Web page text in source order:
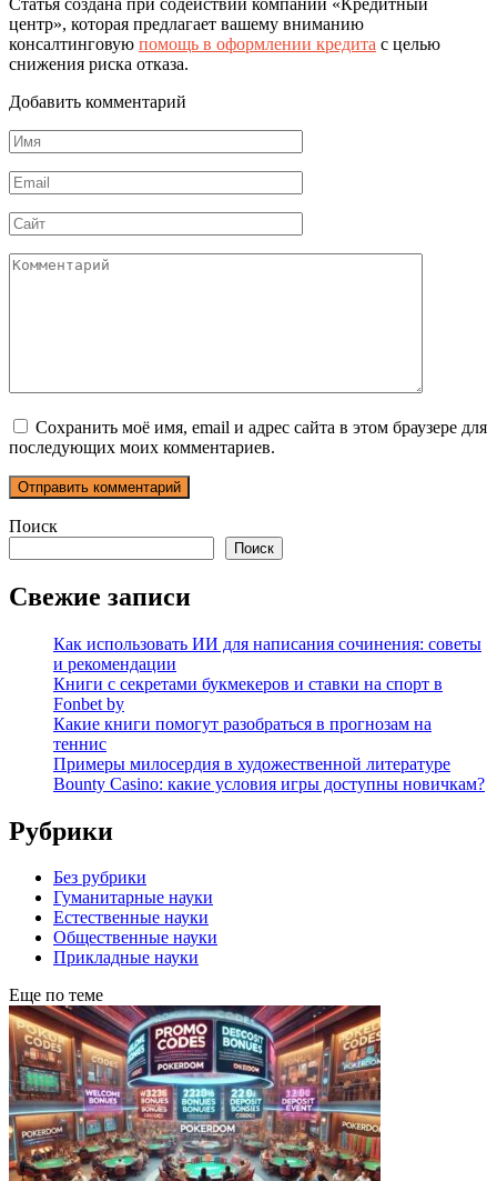
центр», которая предлагает вашему вниманию
консалтинговую помощь в оформлении кредита с целью
снижения риска отказа.
Добавить комментарий
Имя
*
Email
*
Сайт
Комментарий
Сохранить моё имя, email и адрес сайта в этом браузере для
последующих моих комментариев.
Поиск
Поиск
Свежие записи
Как использовать ИИ для написания сочинения: советы
и рекомендации
Книги с секретами букмекеров и ставки на спорт в
Fonbet by
Какие книги помогут разобраться в прогнозам на
теннис
Примеры милосердия в художественной литературе
Bounty Casino: какие условия игры доступны новичкам?
Рубрики
Без рубрики
Гуманитарные науки
Естественные науки
Общественные науки
Прикладные науки
Еще по теме